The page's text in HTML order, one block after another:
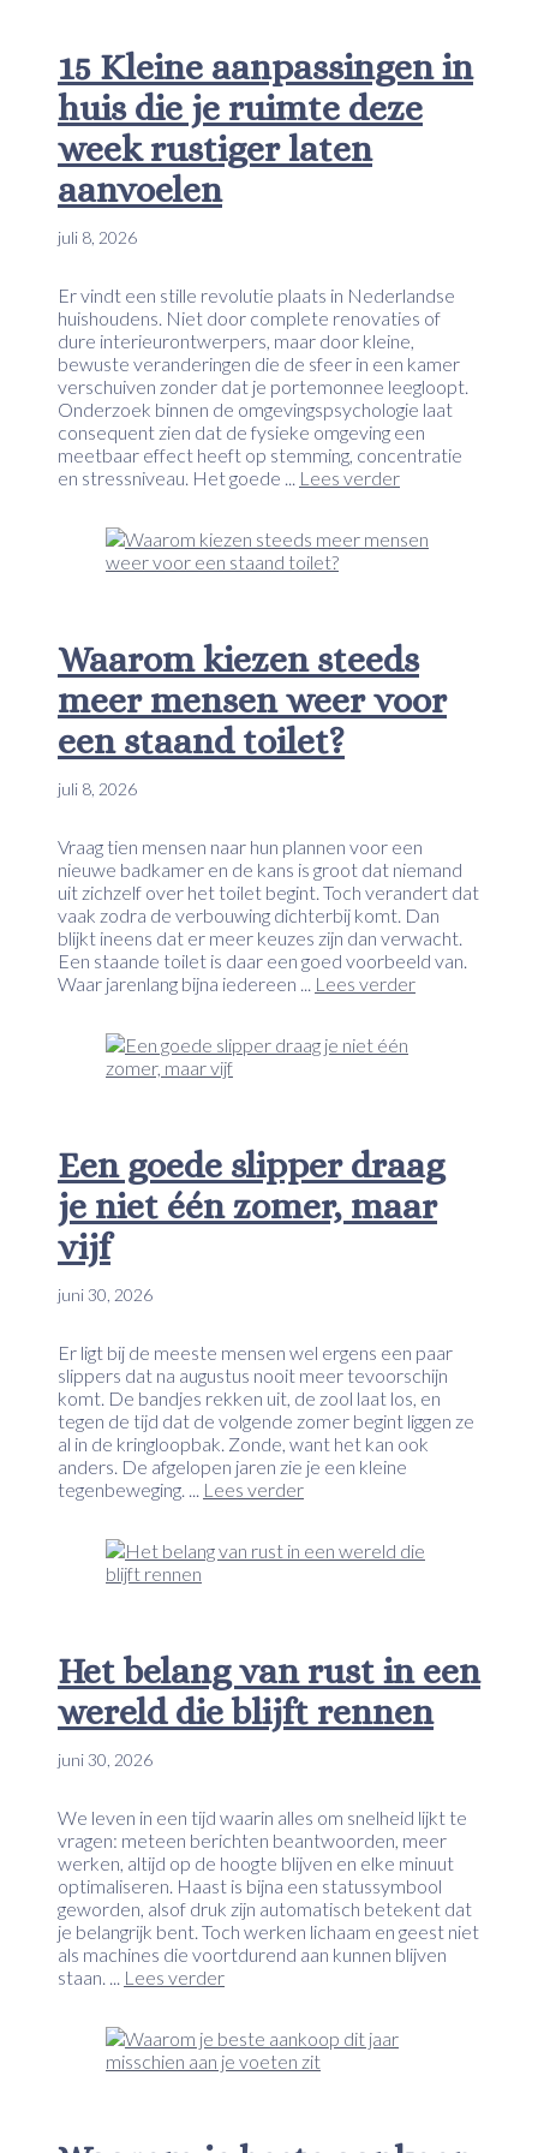
15 Kleine aanpassingen in
huis die je ruimte deze
week rustiger laten
aanvoelen
juli 8, 2026
Er vindt een stille revolutie plaats in Nederlandse
huishoudens. Niet door complete renovaties of
dure interieurontwerpers, maar door kleine,
bewuste veranderingen die de sfeer in een kamer
verschuiven zonder dat je portemonnee leegloopt.
Onderzoek binnen de omgevingspsychologie laat
consequent zien dat de fysieke omgeving een
meetbaar effect heeft op stemming, concentratie
en stressniveau. Het goede ... Lees verder
Waarom kiezen steeds
meer mensen weer voor
een staand toilet?
juli 8, 2026
Vraag tien mensen naar hun plannen voor een
nieuwe badkamer en de kans is groot dat niemand
uit zichzelf over het toilet begint. Toch verandert dat
vaak zodra de verbouwing dichterbij komt. Dan
blijkt ineens dat er meer keuzes zijn dan verwacht.
Een staande toilet is daar een goed voorbeeld van.
Waar jarenlang bijna iedereen ... Lees verder
Een goede slipper draag
je niet één zomer, maar
vijf
juni 30, 2026
Er ligt bij de meeste mensen wel ergens een paar
slippers dat na augustus nooit meer tevoorschijn
komt. De bandjes rekken uit, de zool laat los, en
tegen de tijd dat de volgende zomer begint liggen ze
al in de kringloopbak. Zonde, want het kan ook
anders. De afgelopen jaren zie je een kleine
tegenbeweging. ... Lees verder
Het belang van rust in een
wereld die blijft rennen
juni 30, 2026
We leven in een tijd waarin alles om snelheid lijkt te
vragen: meteen berichten beantwoorden, meer
werken, altijd op de hoogte blijven en elke minuut
optimaliseren. Haast is bijna een statussymbool
geworden, alsof druk zijn automatisch betekent dat
je belangrijk bent. Toch werken lichaam en geest niet
als machines die voortdurend aan kunnen blijven
staan. ... Lees verder